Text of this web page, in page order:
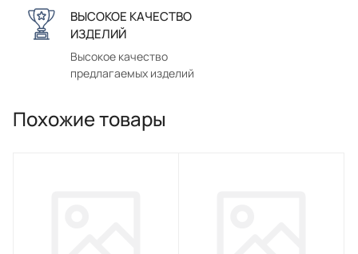
ВЫСОКОЕ КАЧЕСТВО
ИЗДЕЛИЙ
Высокое качество
предлагаемых изделий
Похожие товары